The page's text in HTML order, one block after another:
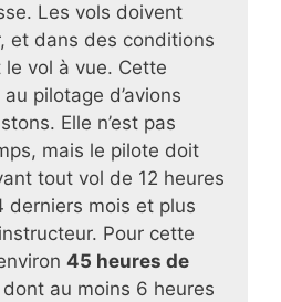
Les vols doivent
et dans des conditions
vol à vue. Cette
pilotage d’avions
Elle n’est pas
mais le pilote doit
tout vol de 12 heures
derniers mois et plus
Pour cette
45 heures de
dont au moins 6 heures